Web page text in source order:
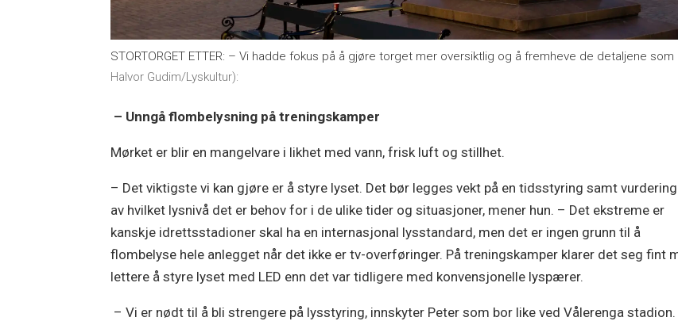
STORTORGET ETTER: – Vi hadde fokus på å gjøre torget mer oversiktlig og å fremheve de detaljene
Halvor Gudim/Lyskultur):
– Unngå flombelysning på treningskamper
Mørket er blir en mangelvare i likhet med vann, frisk luft og stillhet.
– Det viktigste vi kan gjøre er å styre lyset. Det bør legges vekt på en tidsstyring samt vurdering
av hvilket lysnivå det er behov for i de ulike tider og situasjoner, mener hun. – Det ekstreme er
kanskje idrettsstadioner skal ha en internasjonal lysstandard, men det er ingen grunn til å
flombelyse hele anlegget når det ikke er tv-overføringer. På treningskamper klarer det seg fint
lettere å styre lyset med LED enn det var tidligere med konvensjonelle lyspærer.
– Vi er nødt til å bli strengere på lysstyring, innskyter Peter som bor like ved Vålerenga